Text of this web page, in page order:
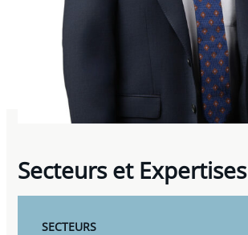
Secteurs et Expertises
SECTEURS